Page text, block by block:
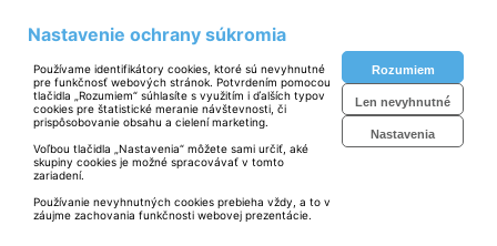
Prevádzkovateľ: © Polartek spol. s r. o. 2023
Technické riešenie:© MiBe ESHOP 2023 verzia: 51
Nastavenie ochrany súkromia
Používame identifikátory cookies, ktoré sú nevyhnutné
pre funkčnosť webových stránok. Potvrdením pomocou
tlačidla „Rozumiem“ súhlasíte s využitím i ďalších typov
cookies pre štatistické meranie návštevnosti, či
prispôsobovanie obsahu a cielení marketing.
Voľbou tlačidla „Nastavenia“ môžete sami určiť, aké
skupiny cookies je možné spracovávať v tomto
zariadení.
Používanie nevyhnutných cookies prebieha vždy, a to v
záujme zachovania funkčnosti webovej prezentácie.
Rozumiem
Len nevyhnutné
Nastavenia